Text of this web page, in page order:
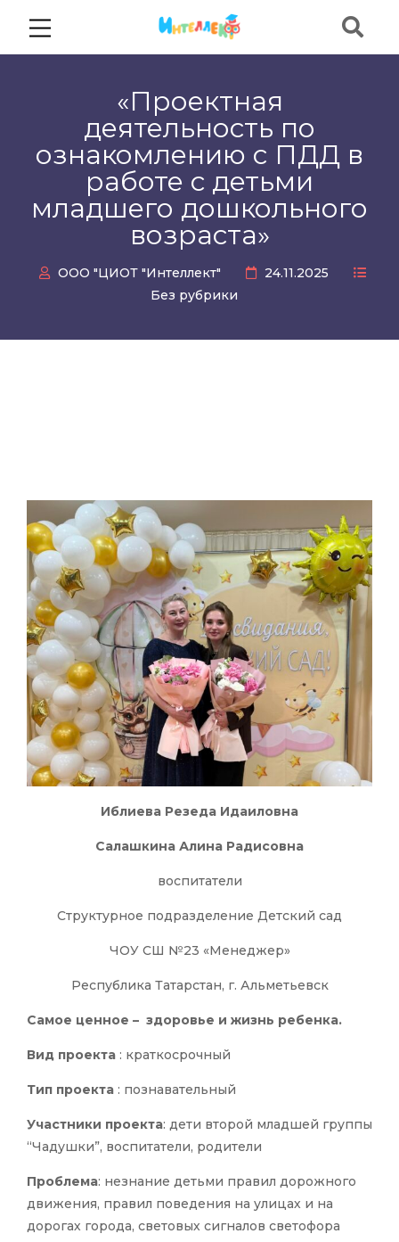
«Проектная
деятельность по
ознакомлению с ПДД в
работе с детьми
младшего дошкольного
возраста»
ООО "ЦИОТ "Интеллект"
24.11.2025
Без рубрики
Иблиева Резеда Идаиловна
Салашкина Алина Радисовна
воспитатели
Структурное подразделение Детский сад
ЧОУ СШ №23 «Менеджер»
Республика Татарстан, г. Альметьевск
Самое ценное – здоровье и жизнь ребенка.
Вид проекта : краткосрочный
Тип проекта : познавательный
Участники проекта: дети второй младшей группы
“Чадушки”, воспитатели, родители
Проблема: незнание детьми правил дорожного
движения, правил поведения на улицах и на
дорогах города, световых сигналов светофора